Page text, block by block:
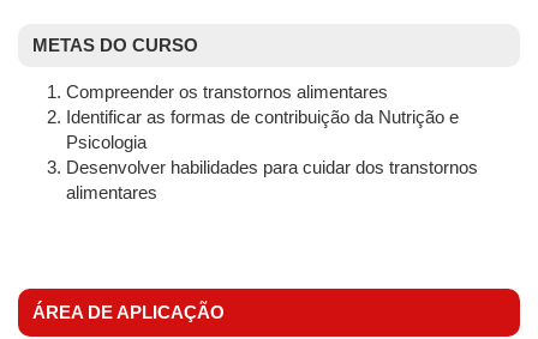
METAS DO CURSO
Compreender os transtornos alimentares
Identificar as formas de contribuição da Nutrição e
Psicologia
Desenvolver habilidades para cuidar dos transtornos
alimentares
ÁREA DE APLICAÇÃO